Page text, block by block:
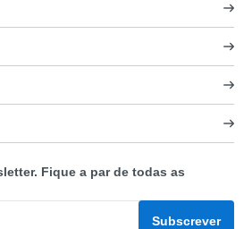
Fique a par de todas as
Subscrever